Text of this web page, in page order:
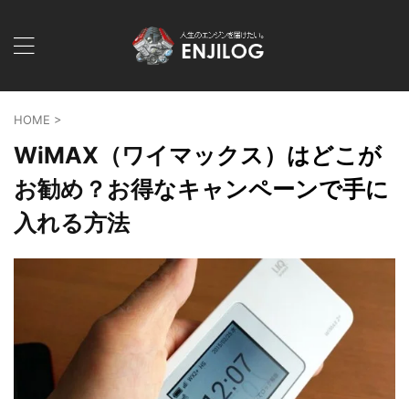
HOME >
WiMAX（ワイマックス）はどこが
お勧め？お得なキャンペーンで手に
入れる方法